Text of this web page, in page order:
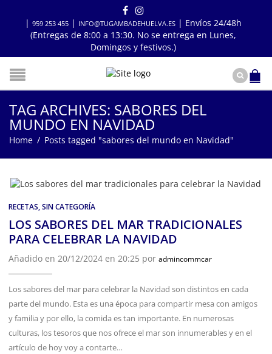
| 959 253 455| INFO@TUGAMBADEHUELVA.ES| Envíos 24/48h
(Entregas de 8:00 a 13:30. No se entrega en Lunes,
Domingos y festivos.)
TAG ARCHIVES: SABORES DEL
MUNDO EN NAVIDAD
Home / Posts tagged "sabores del mundo en Navidad"
RECETAS,SIN CATEGORÍA
LOS SABORES DEL MAR TRADICIONALES
PARA CELEBRAR LA NAVIDAD
Añadido en 20/12/2024 en 20:25 por admincommcar
Los sabores del mar para celebrar la Navidad son distintos en cada
parte del mundo. Esta es una época para compartir mesa con amigos
y familia y por ello, la comida es tan importante. En numerosas
culturas, los tesoros que nos ofrece el mar son innumerables y en el
artículo de hoy voy a contarte…